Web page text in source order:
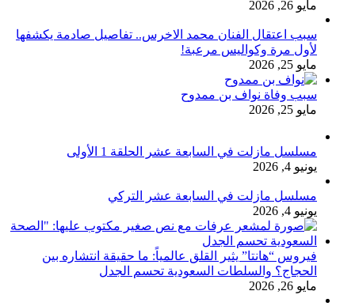
مايو 26, 2026
سبب اعتقال الفنان محمد الاخرس.. تفاصيل صادمة يكشفها
لأول مرة وكواليس مرعبة!
مايو 25, 2026
سبب وفاة نواف بن ممدوح
مايو 25, 2026
مسلسل مازلت في السابعة عشر الحلقة 1 الأولى
يونيو 4, 2026
مسلسل مازلت في السابعة عشر التركي
يونيو 4, 2026
فيروس “هانتا” يثير القلق عالمياً: ما حقيقة انتشاره بين
الحجاج؟ والسلطات السعودية تحسم الجدل
مايو 26, 2026